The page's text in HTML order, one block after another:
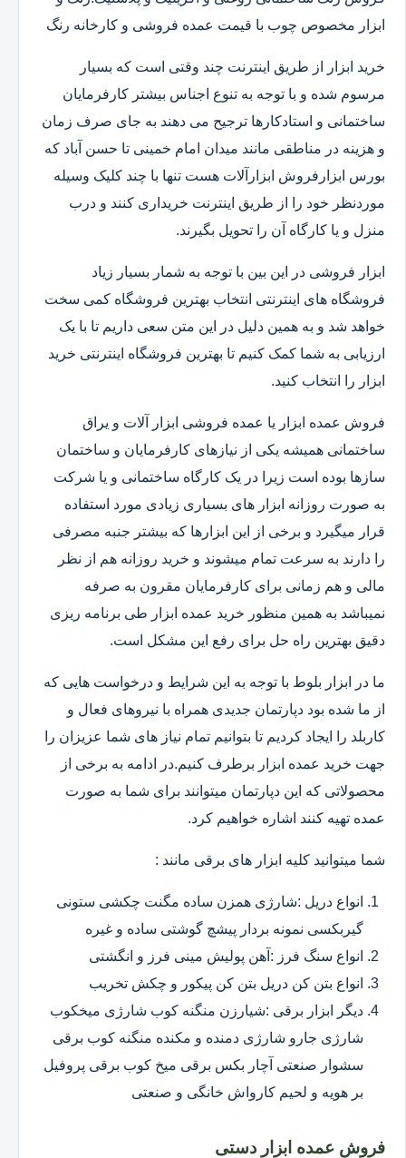
ابزار مخصوص چوب با قیمت عمده فروشی و کارخانه رنگ
خرید ابزار از طریق اینترنت چند وقتی است که بسیار
مرسوم شده و با توجه به تنوع اجناس بیشتر کارفرمایان
ساختمانی و استادکارها ترجیح می دهند به جای صرف زمان
و هزینه در مناطقی مانند میدان امام خمینی تا حسن آباد که
بورس ابزارفروش ابزارآلات هست تنها با چند کلیک وسیله
موردنظر خود را از طریق اینترنت خریداری کنند و درب
منزل و یا کارگاه آن را تحویل بگیرند.
ابزار فروشی در این بین با توجه به شمار بسیار زیاد
فروشگاه های اینترنتی انتخاب بهترین فروشگاه کمی سخت
خواهد شد و به همین دلیل در این متن سعی داریم تا با یک
ارزیابی به شما کمک کنیم تا بهترین فروشگاه اینترنتی خرید
ابزار را انتخاب کنید.
فروش عمده ابزار یا عمده فروشی ابزار آلات و یراق
ساختمانی همیشه یکی از نیازهای کارفرمایان و ساختمان
سازها بوده است زیرا در یک کارگاه ساختمانی و یا شرکت
به صورت روزانه ابزار های بسیاری زیادی مورد استفاده
قرار میگیرد و برخی از این ابزارها که بیشتر جنبه مصرفی
را دارند به سرعت تمام میشوند و خرید روزانه هم از نظر
مالی و هم زمانی برای کارفرمایان مقرون به صرفه
نمیباشد به همین منظور خرید عمده ابزار طی برنامه ریزی
دقیق بهترین راه حل برای رفع این مشکل است.
ما در ابزار بلوط با توجه به این شرایط و درخواست هایی که
از ما شده بود دپارتمان جدیدی همراه با نیروهای فعال و
کاربلد را ایجاد کردیم تا بتوانیم تمام نیاز های شما عزیزان را
جهت خرید عمده ابزار برطرف کنیم.در ادامه به برخی از
محصولاتی که این دپارتمان میتوانند برای شما به صورت
عمده تهیه کنند اشاره خواهیم کرد.
شما میتوانید کلیه ابزار های برقی مانند :
انواع دریل :شارژی همزن ساده مگنت چکشی ستونی
گیربکسی نمونه بردار پیشچ گوشتی ساده و غیره
انواع سنگ فرز :آهن پولیش مینی فرز و انگشتی
انواع بتن کن دریل بتن کن پیکور و چکش تخریب
دیگر ابزار برقی :شیارزن منگنه کوب شارژی میخکوب
شارژی جارو شارژی دمنده و مکنده منگنه کوب برقی
سشوار صنعتی آچار بکس برقی میخ کوب برقی پروفیل
بر هویه و لحیم کارواش خانگی و صنعتی
فروش عمده ابزار دستی